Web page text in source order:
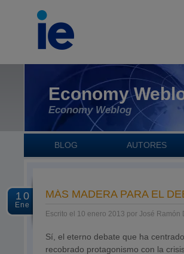
Economy
Economy Weblog
BLOG AUTORES
10
Ene
MÁS MADERA PARA EL
Escrito el 10 enero 2013 por José Ramón
Sí, el eterno debate que ha
recobrado protagonismo con la